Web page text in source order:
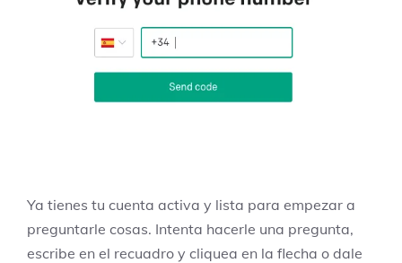
Ya tienes tu cuenta activa y lista para empezar a
preguntarle cosas. Intenta hacerle una pregunta,
escribe en el recuadro y cliquea en la flecha o dale